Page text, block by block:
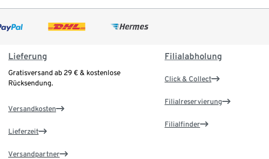
Lieferung
Gratisversand ab 29 € & kostenlose
Rücksendung.
Versandkosten
Lieferzeit
Versandpartner
Filialabholung
Click & Collect
Filialreservierung
Filialfinder